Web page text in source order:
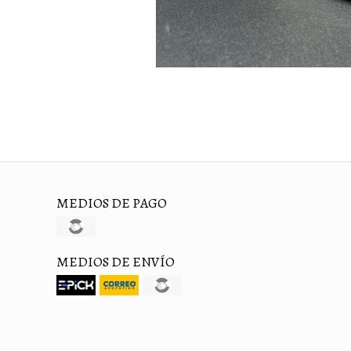
MEDIOS DE PAGO
MEDIOS DE ENVÍO